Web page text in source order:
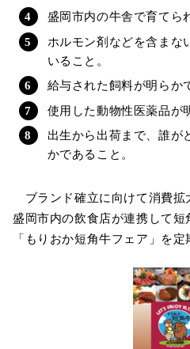
盛岡市内の牛舎で育てら
ホルモン剤などを含まな
いること。
給与された飼料が明らか
使用した動物性医薬品が
出生から出荷まで、誰が
かであること。
ブランド確立に向けて消費拡
盛岡市内の飲食店が連携して
「もりおか短角牛フェア」を定